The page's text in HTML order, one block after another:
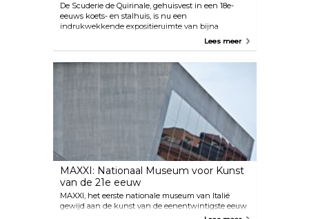
De Scuderie de Quirinale, gehuisvest in een 18e-
eeuws koets- en stalhuis, is nu een
indrukwekkende expositieruimte van bijna
drieduizend vierkante meter waar regelmatig en
Quirinaalpaleis, waar momenteel de Italiaanse
Lees meer
MAXXI: Nationaal Museum voor Kunst
van de 21e eeuw
MAXXI, het eerste nationale museum van Italië
gewijd aan de kunst van de eenentwintigste eeuw
en ontworpen door Zaha Hadid, is een platform dat